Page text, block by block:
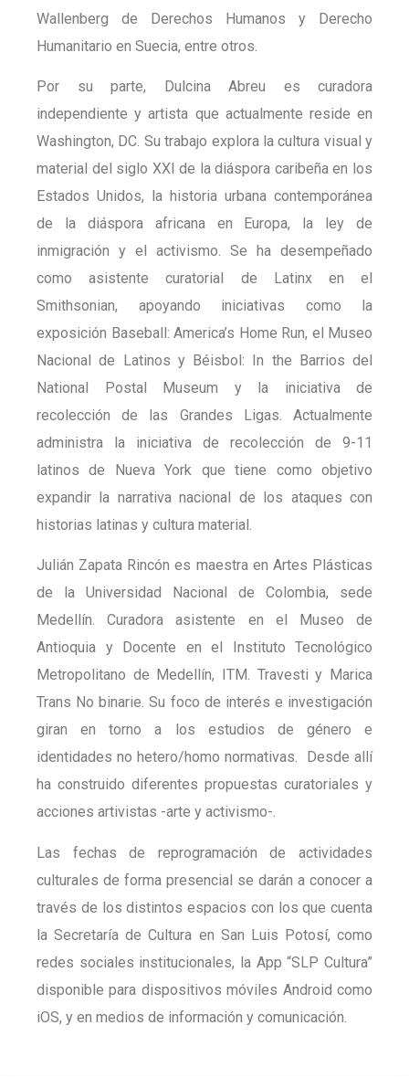
Wallenberg de Derechos Humanos y Derecho
Humanitario en Suecia, entre otros.
Por su parte, Dulcina Abreu es curadora
independiente y artista que actualmente reside en
Washington, DC. Su trabajo explora la cultura visual y
material del siglo XXI de la diáspora caribeña en los
Estados Unidos, la historia urbana contemporánea
de la diáspora africana en Europa, la ley de
inmigración y el activismo. Se ha desempeñado
como asistente curatorial de Latinx en el
Smithsonian, apoyando iniciativas como la
exposición Baseball: America’s Home Run, el Museo
Nacional de Latinos y Béisbol: In the Barrios del
National Postal Museum y la iniciativa de
recolección de las Grandes Ligas. Actualmente
administra la iniciativa de recolección de 9-11
latinos de Nueva York que tiene como objetivo
expandir la narrativa nacional de los ataques con
historias latinas y cultura material.
Julián Zapata Rincón es maestra en Artes Plásticas
de la Universidad Nacional de Colombia, sede
Medellín. Curadora asistente en el Museo de
Antioquia y Docente en el Instituto Tecnológico
Metropolitano de Medellín, ITM. Travesti y Marica
Trans No binarie. Su foco de interés e investigación
giran en torno a los estudios de género e
identidades no hetero/homo normativas. Desde allí
ha construido diferentes propuestas curatoriales y
acciones artivistas -arte y activismo-.
Las fechas de reprogramación de actividades
culturales de forma presencial se darán a conocer a
través de los distintos espacios con los que cuenta
la Secretaría de Cultura en San Luis Potosí, como
redes sociales institucionales, la App “SLP Cultura”
disponible para dispositivos móviles Android como
iOS, y en medios de información y comunicación.